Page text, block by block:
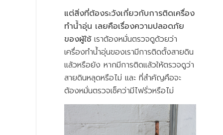
แต่สิ่งที่ต้องระวังเกี่ยวกับการติดเครื่อง
ทำน้ำอุ่น เลยคือเรื่องความปลอดภัย
ของผู้ใช้เราต้องหมั่นตรวจดูด้วยว่า
เครื่องทำน้ำอุ่นของเรามีการติดตั้งสายดิน
แล้วหรือยัง หากมีการติดแล้วให้ตรวจดูว่า
สายดินหลุดหรือไม่ และ ที่สำคัญคือจะ
ต้องหมั่นตรวจเช็คว่ามีไฟรั่วหรือไม่